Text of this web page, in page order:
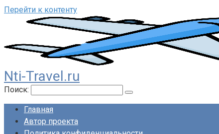
Перейти к контенту
Nti-Travel.ru
Поиск:
Главная
Автор проекта